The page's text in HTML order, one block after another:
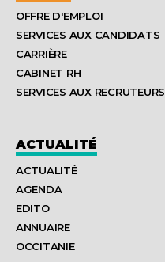
OFFRE D'EMPLOI
SERVICES AUX CANDIDATS
CARRIÈRE
CABINET RH
SERVICES AUX RECRUTEURS
ACTUALITÉ
ACTUALITÉ
AGENDA
EDITO
ANNUAIRE
OCCITANIE